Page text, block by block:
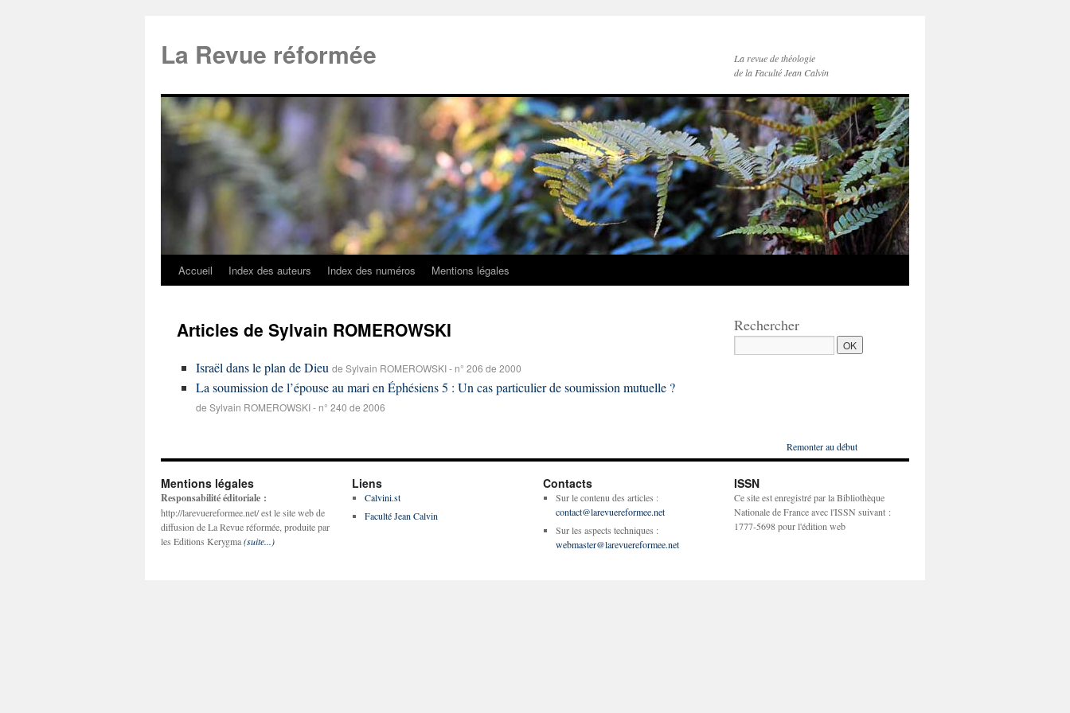
La Revue réformée
La revue de théologie
de la Faculté Jean Calvin
Accueil Index des auteurs Index des numéros Mentions légales
Articles de Sylvain ROMEROWSKI
Israël dans le plan de Dieu de Sylvain ROMEROWSKI - n° 206 de 2000
La soumission de l’épouse au mari en Éphésiens 5 : Un cas particulier de soumission mutuelle ?
de Sylvain ROMEROWSKI - n° 240 de 2006
Rechercher
Remonter au début
Mentions légales
Responsabilité éditoriale :
http://larevuereformee.net/ est le site web de
diffusion de La Revue réformée, produite par
les Editions Kerygma(suite...)
Liens
Calvini.st
Faculté Jean Calvin
Contacts
Sur le contenu des articles :
contact@larevuereformee.net
Sur les aspects techniques :
webmaster@larevuereformee.net
ISSN
Ce site est enregistré par la Bibliothèque
Nationale de France avec l'ISSN suivant :
1777-5698 pour l'édition web